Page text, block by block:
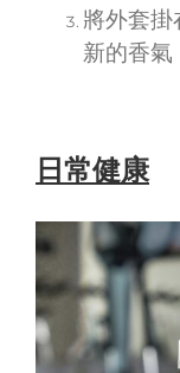
將外套
新的香氣
日常健康